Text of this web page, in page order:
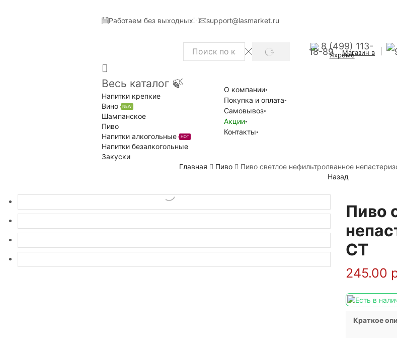
Работаем без выходных support@lasmarket.ru
Search
SEARCH
8 (499) 113-
18-89 Магазин в
Яхроме
Весь каталог 🍃
Напитки крепкие
Вино
NEW
Шампанское
Пиво
Напитки алкогольные
HOT
Напитки безалкогольные
Закуски
О компании
Покупка и оплата
Самовывоз
Акции
Контакты
Главная Пиво
Пиво светлое нефильтролванное
Назад
Пиво
СТ
245.00
Краткое